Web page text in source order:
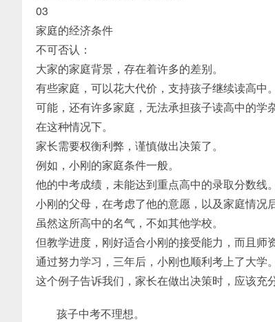
03
家庭的经济条件
不可否认：
大家的家庭背景，存在着许多的差别。
有些家庭，可以花大代价，支持孩子继续读高中。
可能，还有许多家庭，无法承担孩子读高中的学杂
在这种情况下。
家长需要权衡利弊，谨慎做出决策了。
例如，小刚的家庭条件一般。
他的中考成绩，未能达到重点高中的录取分数线。
小刚的父母，在考虑了他的意愿，以及家庭情况
虽然这所高中的名气，不如其他学校。
但教学进度，刚好适合小刚的接受能力，而且师
通过努力学习，三年后，小刚也顺利考上了大学。
这个例子告诉我们，家长在做出决策时，应该充
孩子中考不理想。